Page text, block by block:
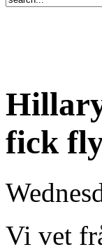
fick
Vi vet